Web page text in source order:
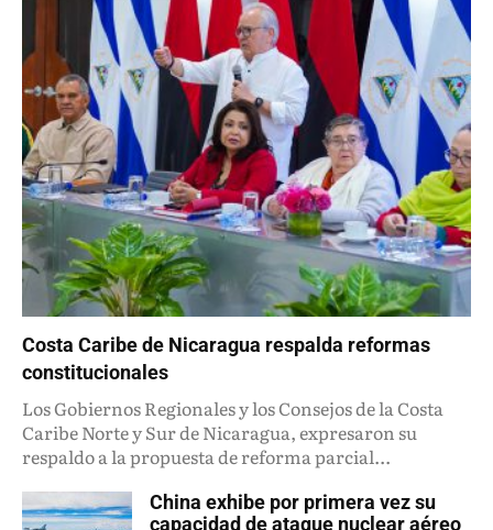
Costa Caribe de Nicaragua respalda reformas
constitucionales
Los Gobiernos Regionales y los Consejos de la Costa
Caribe Norte y Sur de Nicaragua, expresaron su
respaldo a la propuesta de reforma parcial...
China exhibe por primera vez su
capacidad de ataque nuclear aéreo